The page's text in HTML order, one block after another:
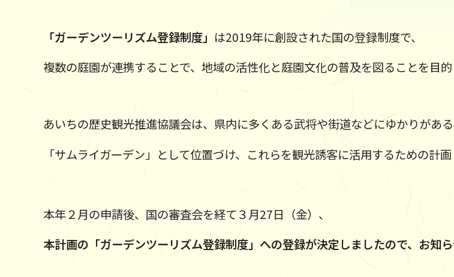
「ガーデンツーリズム登録制度」 は2019年に創設された国の登録制度で、
複数の庭園が連携することで、地域の活性化と庭園文化の普及を図ることを目的
あいちの歴史観光推進協議会は、県内に多くある武将や街道などにゆかりがあ
「サムライガーデン」として位置づけ、これらを観光誘客に活用するための計画
本年２月の申請後、国の審査会を経て３月27日（金）、
本計画の「ガーデンツーリズム登録制度」への登録が決定しましたので、お知ら